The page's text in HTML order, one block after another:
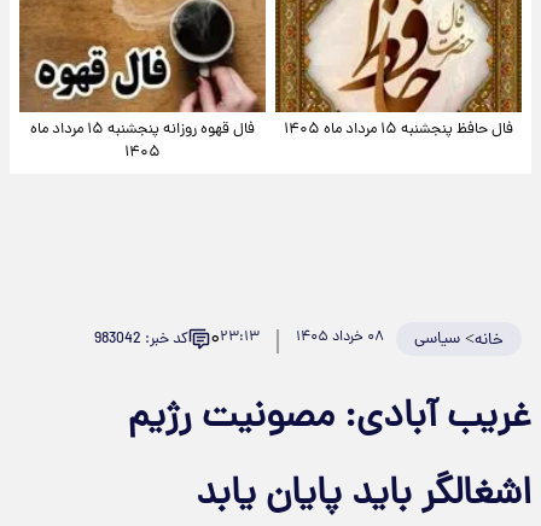
فال حافظ پنجشنبه ۱۵ مرداد ماه ۱۴۰۵
فال قهوه روزانه پنجشنبه ۱۵ مرداد ماه
۱۴۰۵
خانه>سیاسی ۰۸ خرداد ۱۴۰۵ ۲۳:۱۳۰ کد خبر: 983042
غریب آبادی: مصونیت رژیم
اشغالگر باید پایان یابد